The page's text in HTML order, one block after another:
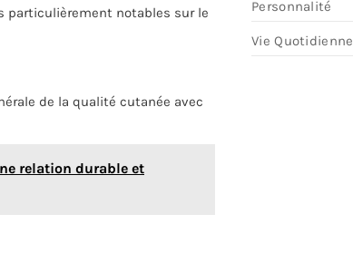
particulièrement notables sur le
de la qualité cutanée avec
relation durable et
Personnalité
Vie Quotidienne